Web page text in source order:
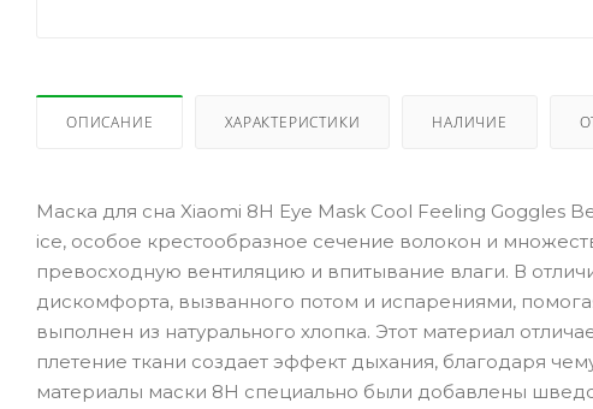
ОПИСАНИЕ ХАРАКТЕРИСТИКИ НАЛИЧИЕ
Маска для сна Xiaomi 8H Eye Mask Cool Feeling Goggles
ice, особое крестообразное сечение волокон и
превосходную вентиляцию и впитывание влаги. В
дискомфорта, вызванного потом и испарениями,
выполнен из натурального хлопка. Этот материал
плетение ткани создает эффект дыхания, благодаря
материалы маски 8H специально были добавлены